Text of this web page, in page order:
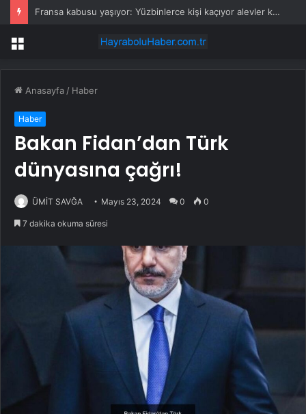
Fransa kabusu yaşıyor: Yüzbinlerce kişi kaçıyor alevler kovalıyor
Menü
Anasayfa / Haber
Haber
Bakan Fidan’dan Türk
dünyasına çağrı!
ÜMİT SAVĞA Mayıs 23, 2024 0 0
7 dakika okuma süresi